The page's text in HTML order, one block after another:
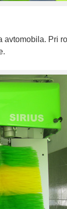
avtomobila. Pri